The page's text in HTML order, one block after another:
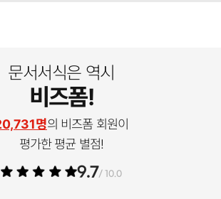
문서서식은 역시
비즈폼!
명의 비즈폼 회원이
평가한 평균 별점!
9.7/ 10.0